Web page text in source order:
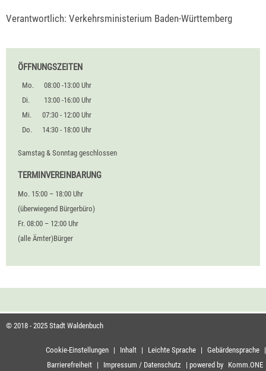
Verantwortlich: Verkehrsministerium Baden-Württemberg
ÖFFNUNGSZEITEN
Mo.
08:00 -13:00 Uhr
Di.
13:00 -16:00 Uhr
Mi.
07:30 - 12:00 Uhr
Do.
14:30 - 18:00 Uhr
Samstag & Sonntag geschlossen
TERMINVEREINBARUNG
Mo. 15:00 – 18:00 Uhr
(überwiegend Bürgerbüro)
Fr. 08:00 – 12:00 Uhr
(alle Ämter)Bürger
© 2018 - 2025 Stadt Waldenbuch
Cookie-Einstellungen | Inhalt | Leichte Sprache | Gebärdensprache |
Barrierefreiheit | Impressum / Datenschutz | powered by Komm.ONE